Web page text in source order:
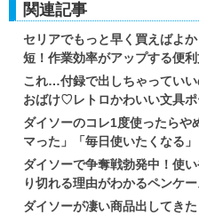
関連記事
セリアでもっと早く買えばよ
短！作業効率がアップする便
これ…付録で出しちゃってい
おばけ♡レトロかわいい文具
ダイソーのコレ1度使ったら
マった」「毎日使いたくなる」
ダイソーで争奪戦勃発中！使
り切れる理由がわかるペンケー
ダイソーが凄い商品出してき